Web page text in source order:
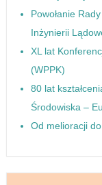
Powołanie
Inżynierii
XL lat
(WPPK)
80 lat
Środowiska –
Od melioracji